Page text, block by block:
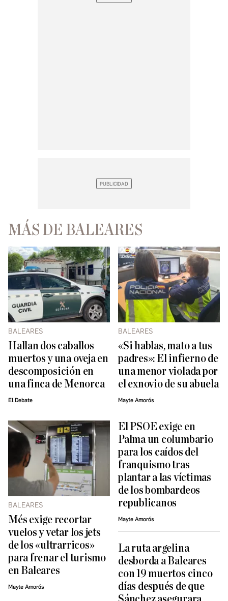
MÁS DE BALEARES
BALEARES
Hallan dos caballos
muertos y una oveja en
descomposición en
una finca de Menorca
El Debate
BALEARES
«Si hablas, mato a tus
padres»: El infierno de
una menor violada por
el exnovio de su abuela
Mayte Amorós
BALEARES
Més exige recortar
vuelos y vetar los jets
de los «ultrarricos»
para frenar el turismo
en Baleares
Mayte Amorós
El PSOE exige en
Palma un columbario
para los caídos del
franquismo tras
plantar a las víctimas
de los bombardeos
republicanos
Mayte Amorós
La ruta argelina
desborda a Baleares
con 19 muertos cinco
días después de que